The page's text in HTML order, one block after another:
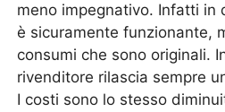
meno impegnativo. Infatti in
è sicuramente funzionante,
consumi che sono originali.
rivenditore rilascia sempre
I costi sono lo stesso